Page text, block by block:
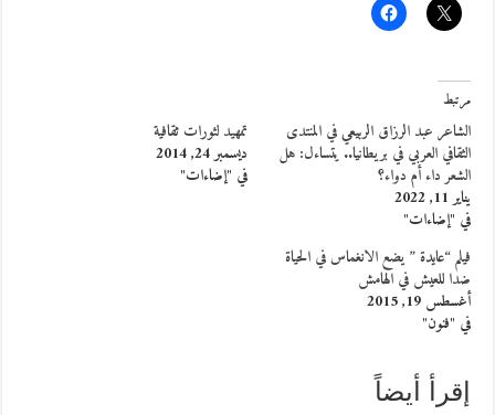
مرتبط
الشاعر عبد الرزاق الربيعي في المنتدى
الثقافي العربي في بريطانيا.. يتساءل: هل
الشعر داء أم دواء؟
يناير 11, 2022
في "إضاءات"
تمهيد لثورات ثقافية
ديسمبر 24, 2014
في "إضاءات"
فيلم “عايدة ” يضع الانغماس في الحياة
ضدا للعيش في الهامش
أغسطس 19, 2015
في "فنون"
إقرأ أيضاً